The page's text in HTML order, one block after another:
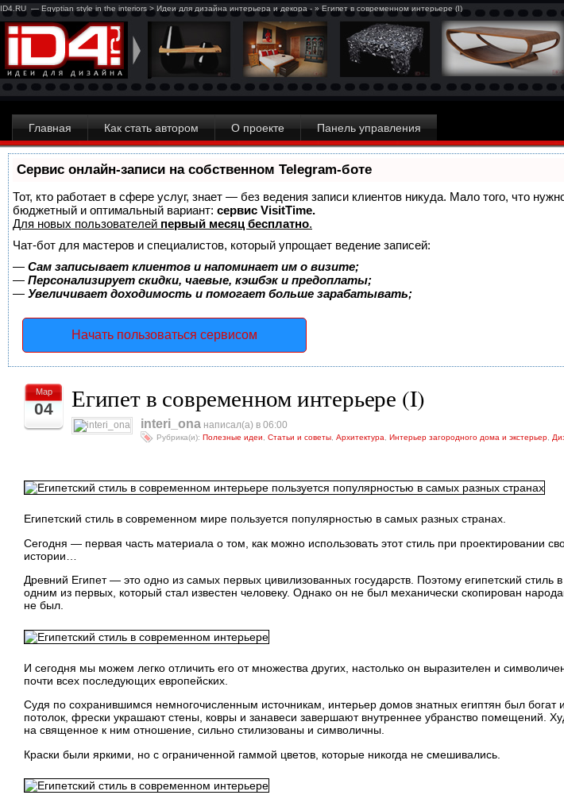
ID4.RU — Egyptian style in the interiors > Идеи для дизайна интерьера и декора - » Египет в современном интерьере (I)
Главная Как стать автором О проекте Панель управления
Сервис онлайн-записи на собственном Telegram-боте
Тот, кто работает в сфере услуг, знает — без ведения записи клиентов никуда. Мало того, что
бюджетный и оптимальный вариант: сервис VisitTime.
Для новых пользователей первый месяц бесплатно.
Чат-бот для мастеров и специалистов, который упрощает ведение записей:
— Сам записывает клиентов и напоминает им о визите;
— Персонализирует скидки, чаевые, кэшбэк и предоплаты;
— Увеличивает доходимость и помогает больше зарабатывать;
Начать пользоваться сервисом
Мар
04 Египет в современном интерьере (I)
interi_ona написал(а) в 06:00
Рубрика(и): Полезные идеи Статьи и советы Архитектура Интерьер загородного дома и экстерьер
Египетский стиль в современном мире пользуется популярностью в самых разных странах.
Сегодня — первая часть материала о том, как можно использовать этот стиль при проектировании
истории…
Древний Египет — это одно из самых первых цивилизованных государств. Поэтому египетский стиль
одним из первых, который стал известен человеку. Однако он не был механически скопирован
не был.
И сегодня мы можем легко отличить его от множества других, настолько он выразителен и
почти всех последующих европейских.
Судя по сохранившимся немногочисленным источникам, интерьер домов знатных египтян был
потолок, фрески украшают стены, ковры и занавеси завершают внутреннее убранство помещений.
на священное к ним отношение, сильно стилизованы и символичны.
Краски были яркими, но с ограниченной гаммой цветов, которые никогда не смешивались.